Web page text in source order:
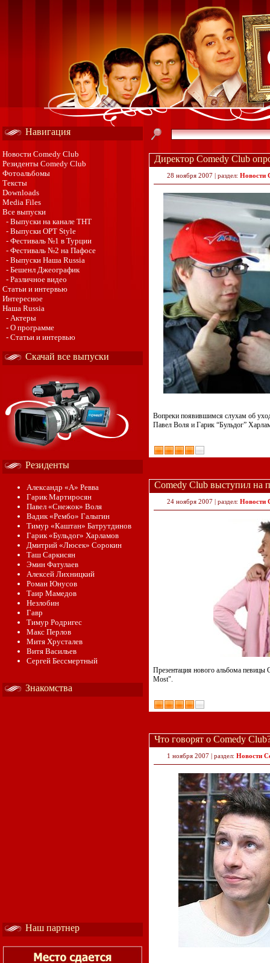
Навигация
Новости Comedy Club
Резиденты Comedy Club
Фотоальбомы
Тексты
Downloads
Media Files
Все выпуски
- Выпуски на канале ТНТ
- Выпуски ОРТ Style
- Фестиваль №1 в Турции
- Фестиваль №2 на Пафосе
- Выпуски Наша Russia
- Бешенл Джеографик
- Различное видео
Статьи и интервью
Интересное
Наша Russia
- Актеры
- О программе
- Статьи и интервью
Скачай все выпуски
Резиденты
Александр «А» Ревва
Гарик Мартиросян
Павел «Снежок» Воля
Вадик «Рембо» Галыгин
Тимур «Каштан» Батрутдинов
Гарик «Бульдог» Харламов
Дмитрий «Люсек» Сорокин
Таш Саркисян
Эмин Фатулаев
Алексей Лихницкий
Роман Юнусов
Таир Мамедов
Незлобин
Гавр
Тимур Родригес
Макс Перлов
Митя Хрусталев
Витя Васильев
Сергей Бессмертный
Знакомства
Наш партнер
Директор Comedy Club
28 ноября 2007 | раздел: Новости
Вопреки появившимся слухам об
Павел Воля и Гарик “Бульдог”
Comedy Club выступил на
24 ноября 2007 | раздел: Новости
Презентация нового альбома
Most".
Что говорят о Comedy
1 ноября 2007 | раздел: Новости